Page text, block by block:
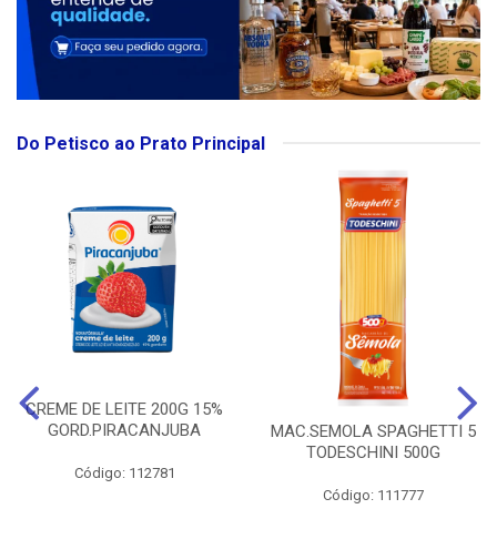
Do Petisco ao Prato Principal
CREME DE LEITE 200G 15%
GORD.PIRACANJUBA
Código: 112781
MAC.SEMOLA SPAGHETTI 5
TODESCHINI 500G
Código: 111777